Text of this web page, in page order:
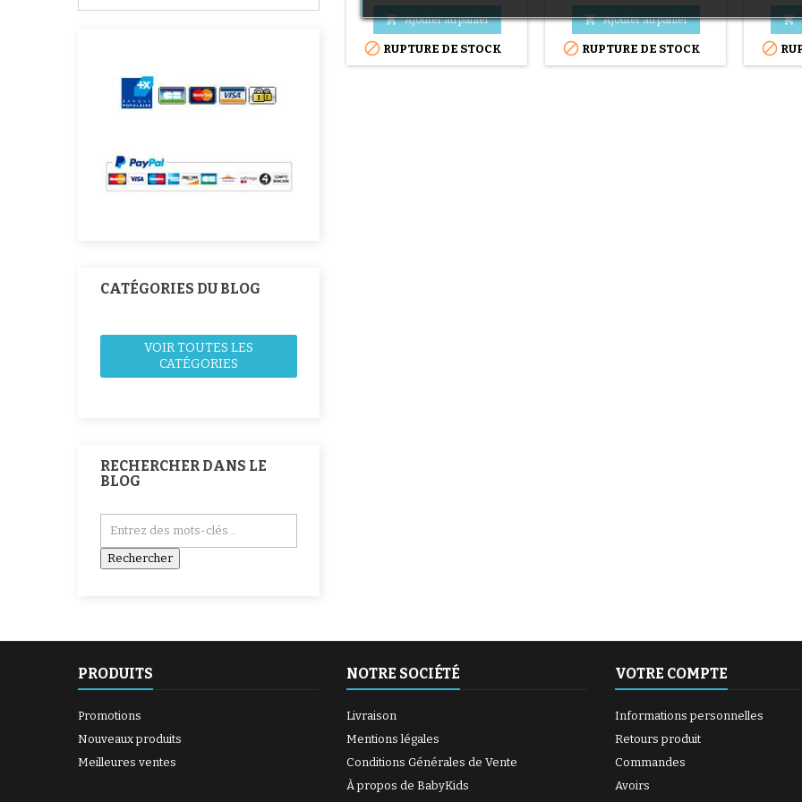
(1 avis)
CATÉGORIES DU BLOG
VOIR TOUTES LES
CATÉGORIES
RECHERCHER DANS LE
BLOG
 Ajouter au panier
 RUPTURE DE STOCK
 Ajouter au panier
 RUPTURE DE STOCK


PRODUITS
Promotions
Nouveaux produits
Meilleures ventes
NOTRE SOCIÉTÉ
Livraison
Mentions légales
Conditions Générales de Vente
À propos de BabyKids
VOTRE COMPTE
Informations personnelles
Retours produit
Commandes
Avoirs